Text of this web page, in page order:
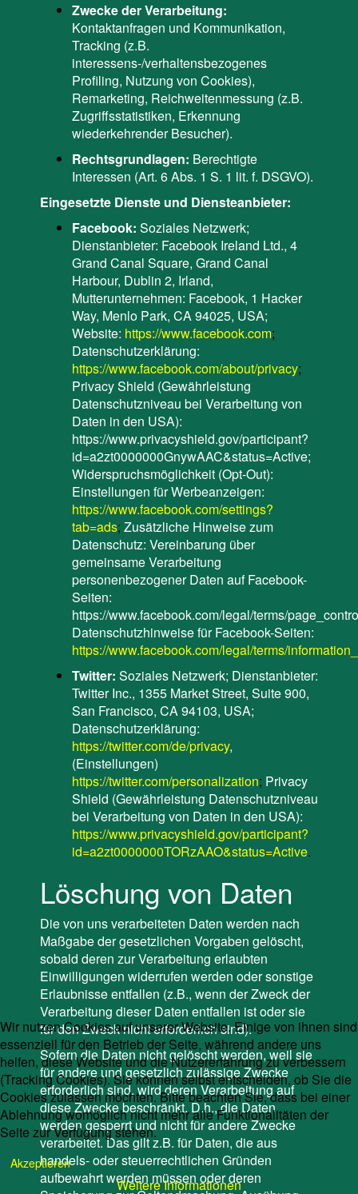
Zwecke der Verarbeitung:
Kontaktanfragen und Kommunikation,
Tracking (z.B.
interessens-/verhaltensbezogenes
Profiling, Nutzung von Cookies),
Remarketing, Reichweitenmessung (z.B.
Zugriffsstatistiken, Erkennung
wiederkehrender Besucher).
Rechtsgrundlagen: Berechtigte
Interessen (Art. 6 Abs. 1 S. 1 lit. f. DSGVO).
Eingesetzte Dienste und Diensteanbieter:
Facebook: Soziales Netzwerk;
Dienstanbieter: Facebook Ireland Ltd., 4
Grand Canal Square, Grand Canal
Harbour, Dublin 2, Irland,
Mutterunternehmen: Facebook, 1 Hacker
Way, Menlo Park, CA 94025, USA;
Website: https://www.facebook.com;
Datenschutzerklärung:
https://www.facebook.com/about/privacy;
Privacy Shield (Gewährleistung
Datenschutzniveau bei Verarbeitung von
Daten in den USA):
https://www.privacyshield.gov/participant?
id=a2zt0000000GnywAAC&status=Active;
Widerspruchsmöglichkeit (Opt-Out):
Einstellungen für Werbeanzeigen:
https://www.facebook.com/settings?
tab=ads; Zusätzliche Hinweise zum
Datenschutz: Vereinbarung über
gemeinsame Verarbeitung
personenbezogener Daten auf Facebook-
Seiten:
https://www.facebook.com/legal/terms/
Datenschutzhinweise für Facebook-Seiten:
https://www.facebook.com/legal/terms/
Twitter: Soziales Netzwerk; Dienstanbieter:
Twitter Inc., 1355 Market Street, Suite 900,
San Francisco, CA 94103, USA;
Datenschutzerklärung:
https://twitter.com/de/privacy,
(Einstellungen)
https://twitter.com/personalization; Privacy
Shield (Gewährleistung Datenschutzniveau
bei Verarbeitung von Daten in den USA):
https://www.privacyshield.gov/participant?
id=a2zt0000000TORzAAO&status=Active.
Löschung von Daten
Die von uns verarbeiteten Daten werden nach
Maßgabe der gesetzlichen Vorgaben gelöscht,
sobald deren zur Verarbeitung erlaubten
Einwilligungen widerrufen werden oder sonstige
Erlaubnisse entfallen (z.B., wenn der Zweck der
Verarbeitung dieser Daten entfallen ist oder sie
für den Zweck nicht erforderlich sind).
Sofern die Daten nicht gelöscht werden, weil sie
für andere und gesetzlich zulässige Zwecke
erforderlich sind, wird deren Verarbeitung auf
diese Zwecke beschränkt. D.h., die Daten
werden gesperrt und nicht für andere Zwecke
verarbeitet. Das gilt z.B. für Daten, die aus
handels- oder steuerrechtlichen Gründen
aufbewahrt werden müssen oder deren
Wir nutzen Cookies auf unserer Website. Einige von ihnen sind
essenziell für den Betrieb der Seite, während andere uns
helfen, diese Website und die Nutzererfahrung zu verbessern
(Tracking Cookies). Sie können selbst entscheiden, ob Sie die
Cookies zulassen möchten. Bitte beachten Sie, dass bei einer
Ablehnung womöglich nicht mehr alle Funktionalitäten der
Seite zur Verfügung stehen.
Akzeptieren
Weitere Informationen